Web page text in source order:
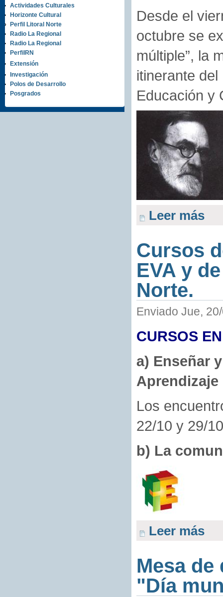
Actividades Culturales
Horizonte Cultural
Perfil Litoral Norte
Radio La Regional
Radio La Regional
PerfilRN
Extensión
Investigación
Polos de Desarrollo
Posgrados
Desde el
octubre se
múltiple”, la
itinerante
Educación y
Leer más
Cursos
EVA y
Norte.
Enviado Jue,
CURSOS
a) Enseñar
Aprendizaje
Los
22/10 y 29/
b) La
Leer más
Mesa
"Día